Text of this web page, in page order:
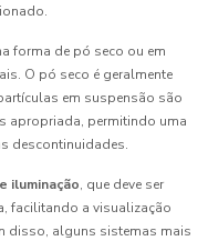
forma de pó seco ou em
O pó seco é geralmente
em suspensão são
apropriada, permitindo uma
descontinuidades.
iluminação, que deve ser
facilitando a visualização
disso, alguns sistemas mais